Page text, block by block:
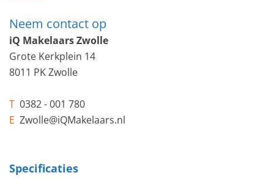
buitenkant, maar van binnen nog helemaal naar eigen
smaak te moderniseren. Hier woon je op een
toplocatie – net buiten de stadsgracht van Zwolle, op
loopafstand van de bruisende binnenstad én binnen
Wat deze woning écht uniek maakt? De heerlijke
stadse vibes kunt ervaren zonder concessies te doen
Neem contact op
iQ Makelaars Zwolle
Grote Kerkplein 14
8011 PK Zwolle
T 0382 - 001 780
E Zwolle@iQMakelaars.nl
Specificaties